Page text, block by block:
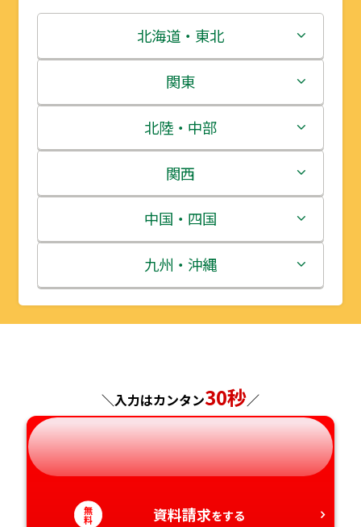
北海道・東北
北海道
青森県
岩手県
宮城県
秋田県
山形県
関東
茨城県
栃木県
群馬県
埼玉県
千葉県
神奈川県
北陸・中部
新潟県
富山県
石川県
福井県
長野県
岐阜県
関西
三重県
滋賀県
京都府
兵庫県
奈良県
中国・四国
鳥取県
島根県
広島県
山口県
九州・沖縄
福岡県
長崎県
熊本県
＼入力はカンタン30秒／
無
料 資料請求をする